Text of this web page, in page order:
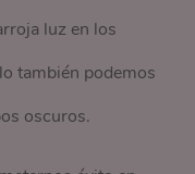
luz en los
también podemos
oscuros.